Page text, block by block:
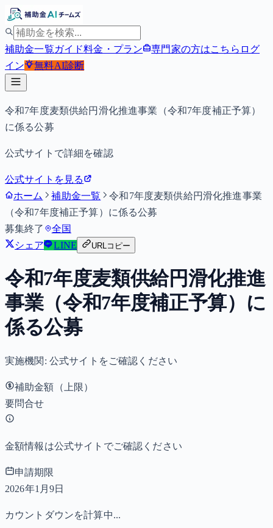
補助金一覧ガイド料金・プラン 専門家の方はこちら ログ
イン
無料AI診断
令和7年度麦類供給円滑化推進事業（令和7年度補正予算）
に係る公募
公式サイトで詳細を確認
公式サイトを見る
ホーム
補助金一覧
令和7年度麦類供給円滑化推進事業
（令和7年度補正予算）に係る公募
募集終了
全国
シェア
LINE URLコピー
令和7年度麦類供給円滑化推進
事業（令和7年度補正予算）に
係る公募
実施機関: 公式サイトをご確認ください
補助金額（上限）
要問合せ
金額情報は公式サイトでご確認ください
申請期限
2026年1月9日
カウントダウンを計算中...